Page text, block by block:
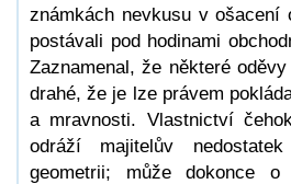
známkách nevkusu v
postávali pod hodinami
Zaznamenal, že některé
drahé, že je lze právem
a mravnosti. Vlastnictví
odráží majitelův
geometrii; může dokonce